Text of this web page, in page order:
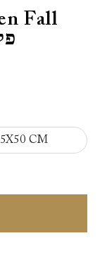
CM